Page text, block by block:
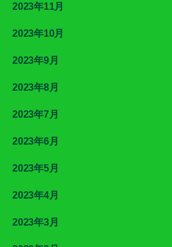
2023年11月
2023年10月
2023年9月
2023年8月
2023年7月
2023年6月
2023年5月
2023年4月
2023年3月